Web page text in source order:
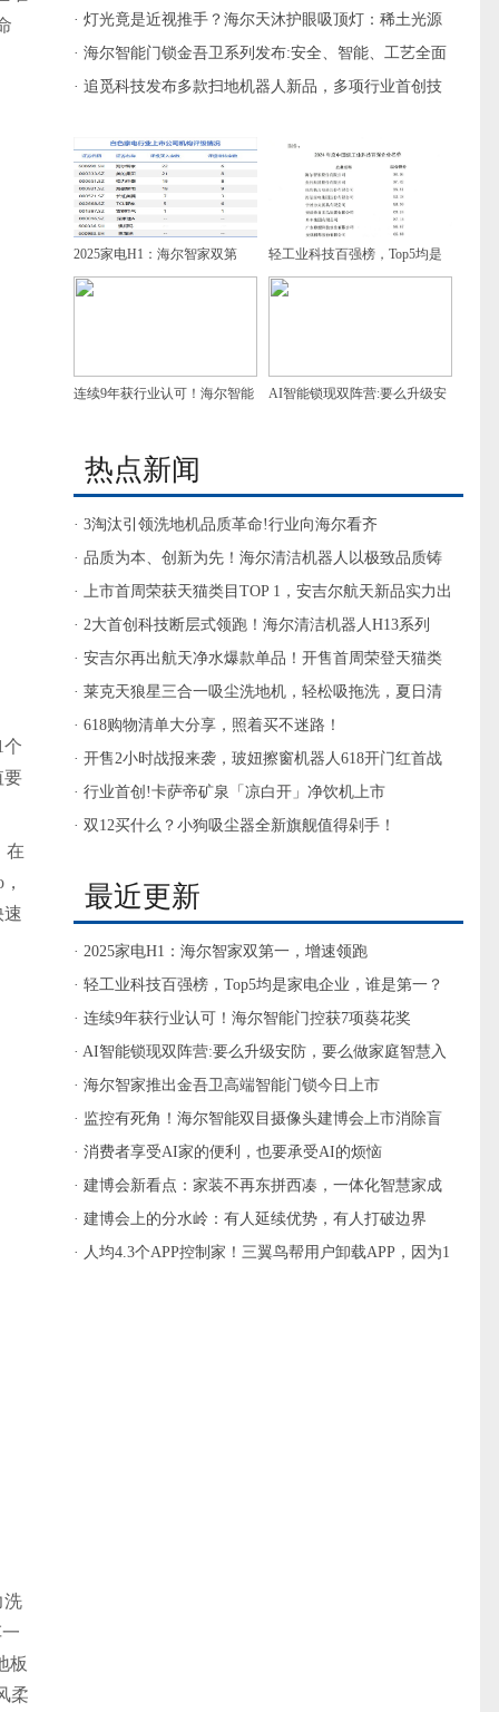
个
要
在
速
洗
板
柔
· 灯光竟是近视推手？海尔天沐护眼吸顶灯：稀土光源
护眼又养眼
· 海尔智能门锁金吾卫系列发布:安全、智能、工艺全面
专业进化
· 追觅科技发布多款扫地机器人新品，多项行业首创技
2025家电H1：海尔智家双第
一，增速领跑
轻工业科技百强榜，Top5均是
家电企业，谁是第一？
连续9年获行业认可！海尔智能 AI智能锁现双阵营:要么升级安
热点新闻
· 3淘汰引领洗地机品质革命!行业向海尔看齐
· 品质为本、创新为先！海尔清洁机器人以极致品质铸
最佳体验
· 上市首周荣获天猫类目TOP 1，安吉尔航天新品实力出
圈
· 2大首创科技断层式领跑！海尔清洁机器人H13系列
AWE大秀自研“黑科技”
· 安吉尔再出航天净水爆款单品！开售首周荣登天猫类
目销售TOP1
· 莱克天狼星三合一吸尘洗地机，轻松吸拖洗，夏日清
洁好帮手
· 618购物清单大分享，照着买不迷路！
· 开售2小时战报来袭，玻妞擦窗机器人618开门红首战
告捷！
· 行业首创!卡萨帝矿泉「凉白开」净饮机上市
· 双12买什么？小狗吸尘器全新旗舰值得剁手！
最近更新
· 2025家电H1：海尔智家双第一，增速领跑
· 轻工业科技百强榜，Top5均是家电企业，谁是第一？
· 连续9年获行业认可！海尔智能门控获7项葵花奖
· AI智能锁现双阵营:要么升级安防，要么做家庭智慧入
口
· 海尔智家推出金吾卫高端智能门锁今日上市
· 监控有死角！海尔智能双目摄像头建博会上市消除盲
区
· 消费者享受AI家的便利，也要承受AI的烦恼
· 建博会新看点：家装不再东拼西凑，一体化智慧家成
主流
· 建博会上的分水岭：有人延续优势，有人打破边界
· 人均4.3个APP控制家！三翼鸟帮用户卸载APP，因为1